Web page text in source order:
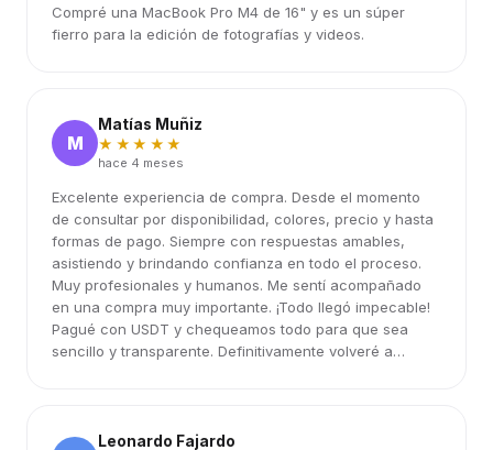
Compré una MacBook Pro M4 de 16" y es un súper
fierro para la edición de fotografías y videos.
M
Matías Muñiz
★★★★★
hace 4 meses
Excelente experiencia de compra. Desde el momento
de consultar por disponibilidad, colores, precio y hasta
formas de pago. Siempre con respuestas amables,
asistiendo y brindando confianza en todo el proceso.
Muy profesionales y humanos. Me sentí acompañado
en una compra muy importante. ¡Todo llegó impecable!
Pagué con USDT y chequeamos todo para que sea
sencillo y transparente. Definitivamente volveré a
Leonardo Fajardo